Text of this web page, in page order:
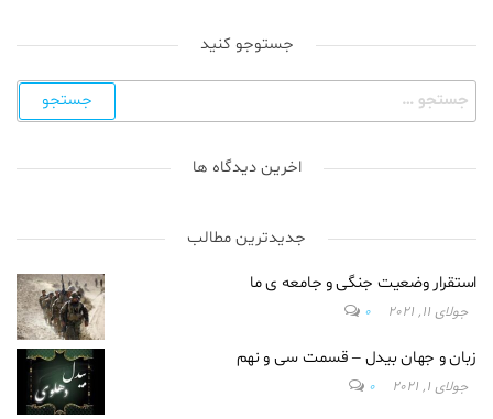
جستوجو کنید
اخرین دیدگاه ها
جدیدترین مطالب
استقرار وضعیت جنگی و جامعه ی ما
جولای 11, 2021 0
زبان و جهان بیدل – قسمت سی و نهم
جولای 1, 2021 0